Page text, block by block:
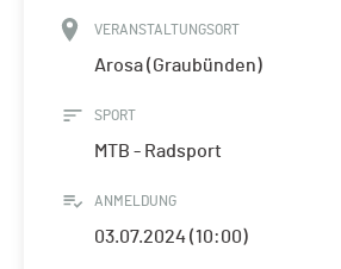
VERANSTALTUNGSORT
Arosa (Graubünden)
SPORT
MTB - Radsport
ANMELDUNG
03.07.2024 (10:00)